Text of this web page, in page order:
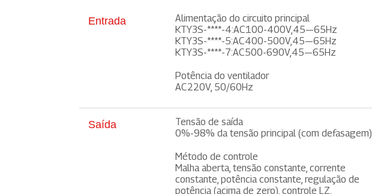
Entrada
Alimentação do circuito principal
KTY3S-****-4:AC100-400V,45—65Hz
KTY3S-****-5:AC400-500V,45—65Hz
KTY3S-****-7:AC500-690V,45—65Hz
Potência do ventilador
AC220V, 50/60Hz
Saída
Tensão de saída
0%-98% da tensão principal (com defasagem)
Método de controle
Malha aberta, tensão constante, corrente
constante, potência constante, regulação de
potência (acima de zero), controle LZ,